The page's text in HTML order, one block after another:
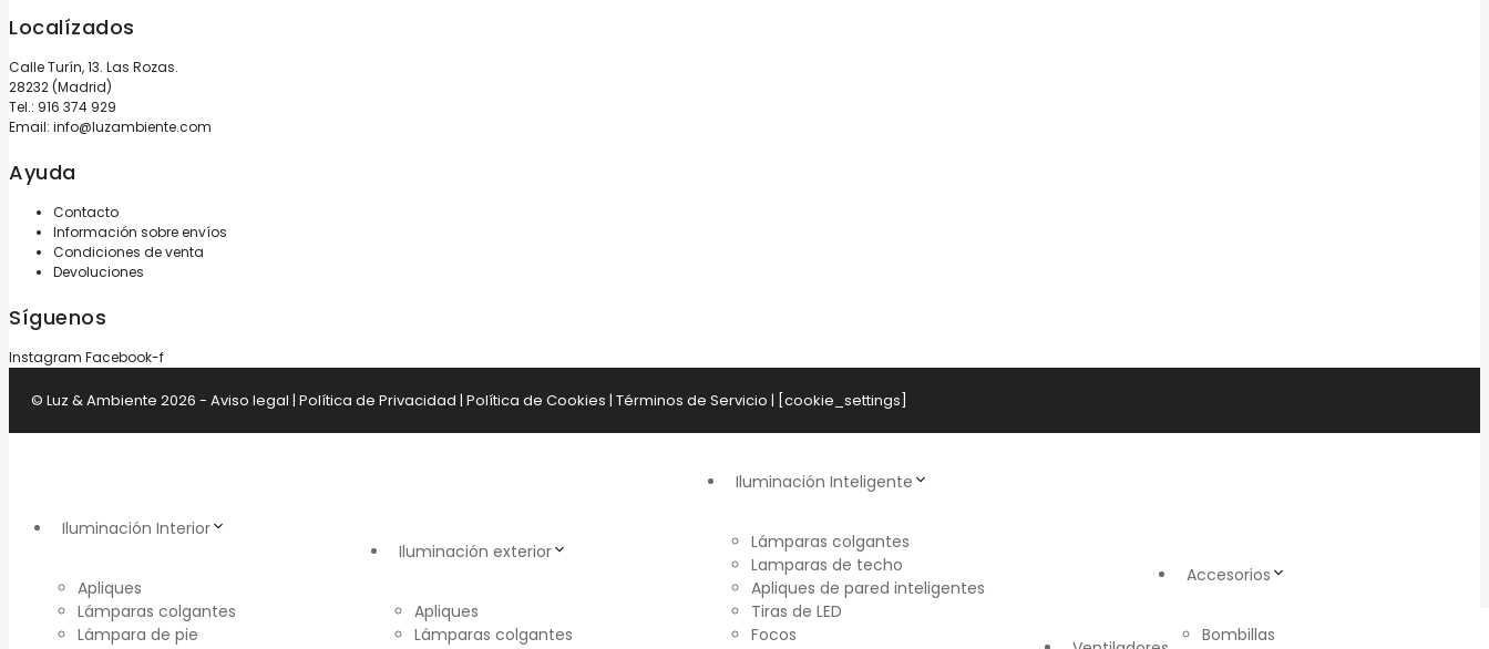
Localízados
Calle Turín, 13. Las Rozas.
28232 (Madrid)
Tel.: 916 374 929
Email: info@luzambiente.com
Ayuda
Contacto
Información sobre envíos
Condiciones de venta
Devoluciones
Síguenos
Instagram Facebook-f
© Luz & Ambiente 2026 - Aviso legal | Política de Privacidad | Política de Cookies | Términos de Servicio | [cookie_settings]
Iluminación Interior
Apliques
Lámparas colgantes
Lámpara de pie
Iluminación exterior
Apliques
Lámparas colgantes
Iluminación Inteligente
Lámparas colgantes
Lamparas de techo
Apliques de pared inteligentes
Tiras de LED
Focos
Accesorios
Bombillas